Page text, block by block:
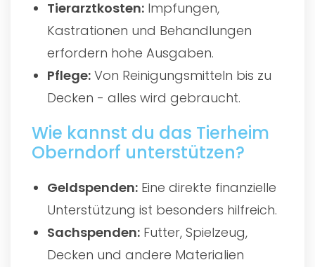
Tierarztkosten: Impfungen,
Kastrationen und Behandlungen
erfordern hohe Ausgaben.
Pflege: Von Reinigungsmitteln bis zu
Decken - alles wird gebraucht.
Wie kannst du das Tierheim
Oberndorf unterstützen?
Geldspenden: Eine direkte finanzielle
Unterstützung ist besonders hilfreich.
Sachspenden: Futter, Spielzeug,
Decken und andere Materialien